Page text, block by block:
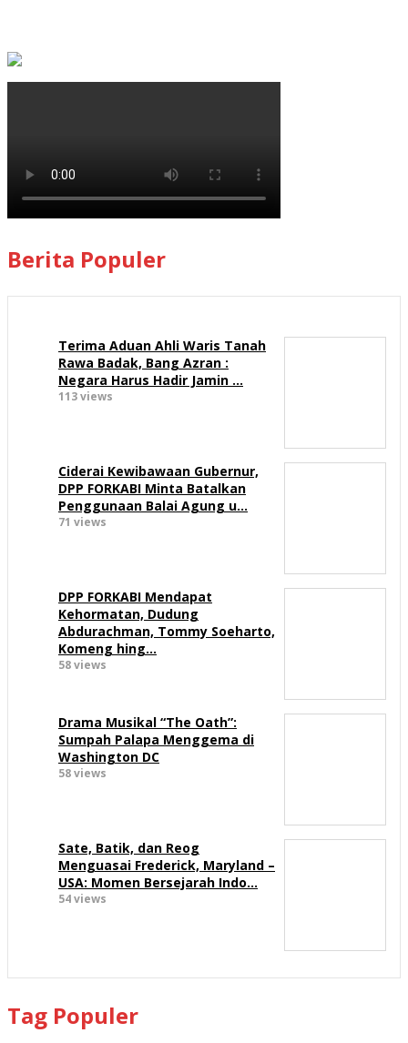
Berita Populer
Terima Aduan Ahli Waris Tanah
Rawa Badak, Bang Azran :
Negara Harus Hadir Jamin …
113 views
Ciderai Kewibawaan Gubernur,
DPP FORKABI Minta Batalkan
Penggunaan Balai Agung u…
71 views
DPP FORKABI Mendapat
Kehormatan, Dudung
Abdurachman, Tommy Soeharto,
Komeng hing…
58 views
Drama Musikal “The Oath”:
Sumpah Palapa Menggema di
Washington DC
58 views
Sate, Batik, dan Reog
Menguasai Frederick, Maryland –
USA: Momen Bersejarah Indo…
54 views
Tag Populer